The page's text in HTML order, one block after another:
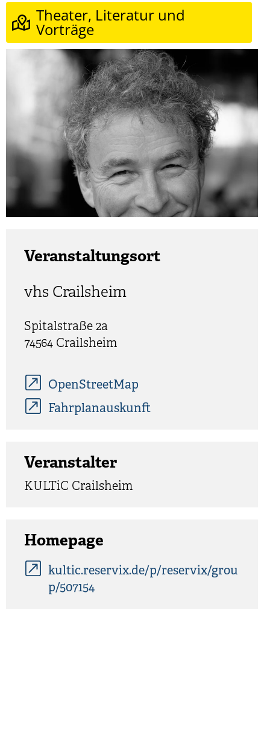
Theater, Literatur und
Vorträge
Veranstaltungsort
vhs Crailsheim
Spitalstraße 2a
74564 Crailsheim
OpenStreetMap
Fahrplanauskunft
Veranstalter
KULTiC Crailsheim
Homepage
kultic.reservix.de/p/reservix/grou
p/507154